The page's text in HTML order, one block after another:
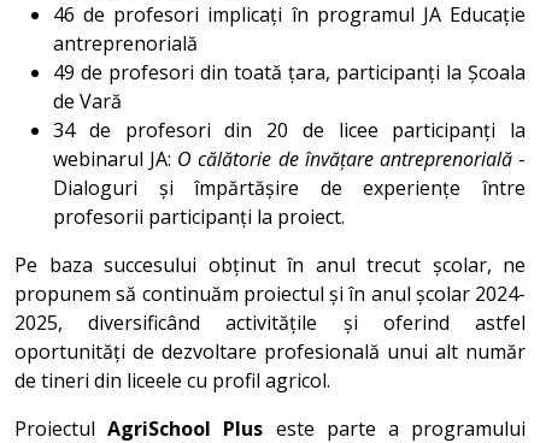
46 de profesori implicați în programul JA Educație
antreprenorială
49 de profesori din toată țara, participanți la Școala
de Vară
34 de profesori din 20 de licee participanți la
webinarul JA: O călătorie de învățare antreprenorială-
Dialoguri și împărtășire de experiențe între
profesorii participanți la proiect.
Pe baza succesului obținut în anul trecut școlar, ne
propunem să continuăm proiectul și în anul școlar 2024-
2025, diversificând activitățile și oferind astfel
oportunități de dezvoltare profesională unui alt număr
de tineri din liceele cu profil agricol.
ProiectulAgriSchool Plus este parte a programului